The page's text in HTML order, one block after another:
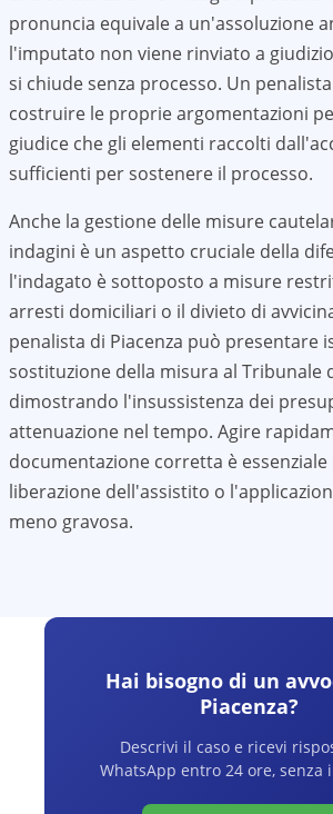
pronuncia equivale a un'assoluzione
l'imputato non viene rinviato a
si chiude senza processo. Un
costruire le proprie argomentazioni
giudice che gli elementi raccolti
sufficienti per sostenere il processo.
Anche la gestione delle misure
indagini è un aspetto cruciale della
l'indagato è sottoposto a misure
arresti domiciliari o il divieto di
penalista di Piacenza può presentare
sostituzione della misura al Tribunale
dimostrando l'insussistenza dei
attenuazione nel tempo. Agire
documentazione corretta è
liberazione dell'assistito o
meno gravosa.
Hai bisogno di un
Piacenza?
Descrivi il caso e ricevi
WhatsApp entro 24 ore, senza